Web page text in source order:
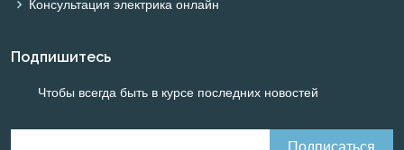
Консультация электрика онлайн
Подпишитесь
Чтобы всегда быть в курсе последних новостей